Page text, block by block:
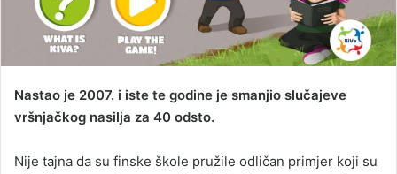
l
Nastao je 2007. i iste te godine je smanjio slučajeve
vršnjačkog nasilja za 40 odsto.
Nije tajna da su finske škole pružile odličan primjer koji su